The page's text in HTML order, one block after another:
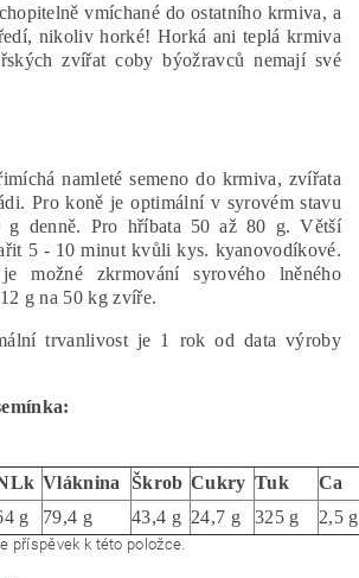
vmíchané do ostatního krmiva, a
nikoliv horké! Horká ani teplá krmiva
zvířat coby býožravců nemají své
namleté semeno do krmiva, zvířata
Pro koně je optimální v syrovém stavu
g denně. Pro hříbata 50 až 80 g. Větší
5 - 10 minut kvůli kys. kyanovodíkové.
možné zkrmování syrového lněného
g na 50 kg zvíře.
trvanlivost je 1 rok od data výroby
Vláknina Škrob Cukry Tuk
Ca
g 79,4 g 43,4 g 24,7 g 325 g 2,5
příspěvek k této položce.